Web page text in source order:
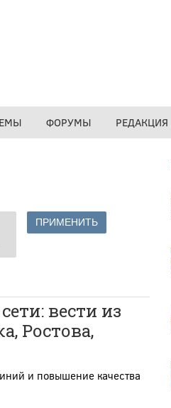
ФОРУМЫ РЕДАКЦИЯ
вести из
Ростова,
и повышение качества